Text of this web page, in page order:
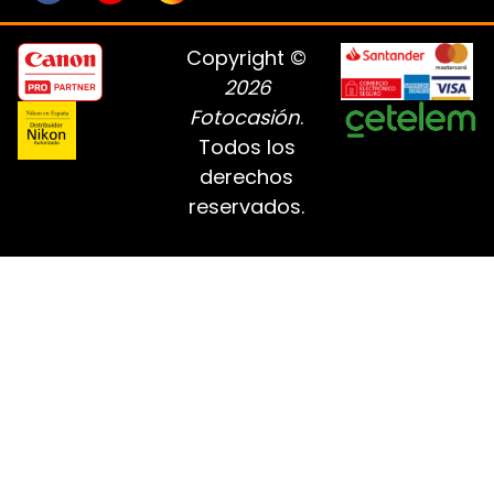
Copyright ©
2026
Fotocasión.
Todos los
derechos
reservados.